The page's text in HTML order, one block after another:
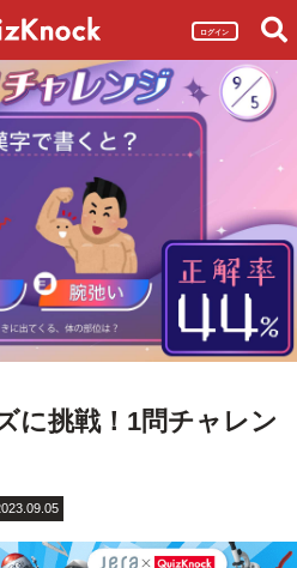
ログイン
に挑戦！1問チャレン